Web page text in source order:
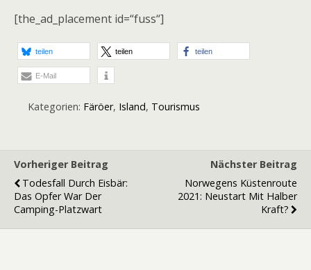
[the_ad_placement id=“fuss“]
teilen teilen teilen
E-Mail
Kategorien: Färöer, Island, Tourismus
Vorheriger Beitrag
Todesfall Durch Eisbär:
Das Opfer War Der
Camping-Platzwart
Nächster Beitrag
Norwegens Küstenroute
2021: Neustart Mit Halber
Kraft?